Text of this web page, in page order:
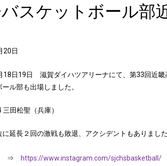
スケットボール部
20日
18日19日 滋賀ダイハツアリーナにて、第33回近
ール部も出場しました。
田松聖（兵庫）
に延長２回の激戦も敗退、アクシデントもありまし
⇒
https://www.instagram.com/sjchsbasketball/